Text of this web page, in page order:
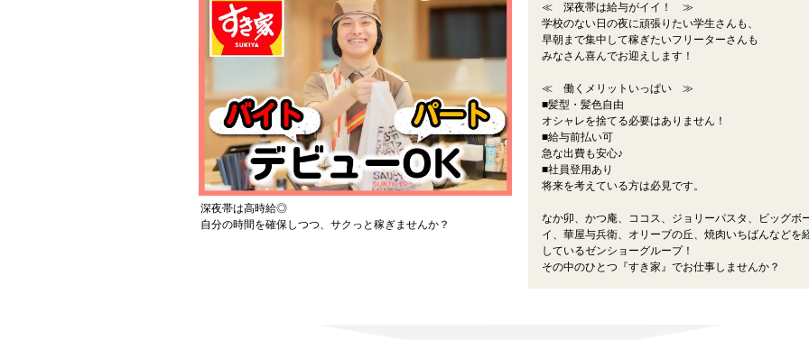
深夜帯は高時給◎
自分の時間を確保しつつ、サクっと稼ぎませんか？
≪ 深夜帯は給与がイイ！ ≫
学校のない日の夜に頑張りたい学生さんも、
早朝まで集中して稼ぎたいフリーターさんも
みなさん喜んでお迎えします！
≪ 働くメリットいっぱい ≫
■髪型・髪色自由
オシャレを捨てる必要はありません！
■給与前払い可
急な出費も安心♪
■社員登用あり
将来を考えている方は必見です。
なか卯、かつ庵、ココス、ジョリーパスタ、ビッグボ
イ、華屋与兵衛、オリーブの丘、焼肉いちばんなどを
しているゼンショーグループ！
その中のひとつ『すき家』でお仕事しませんか？